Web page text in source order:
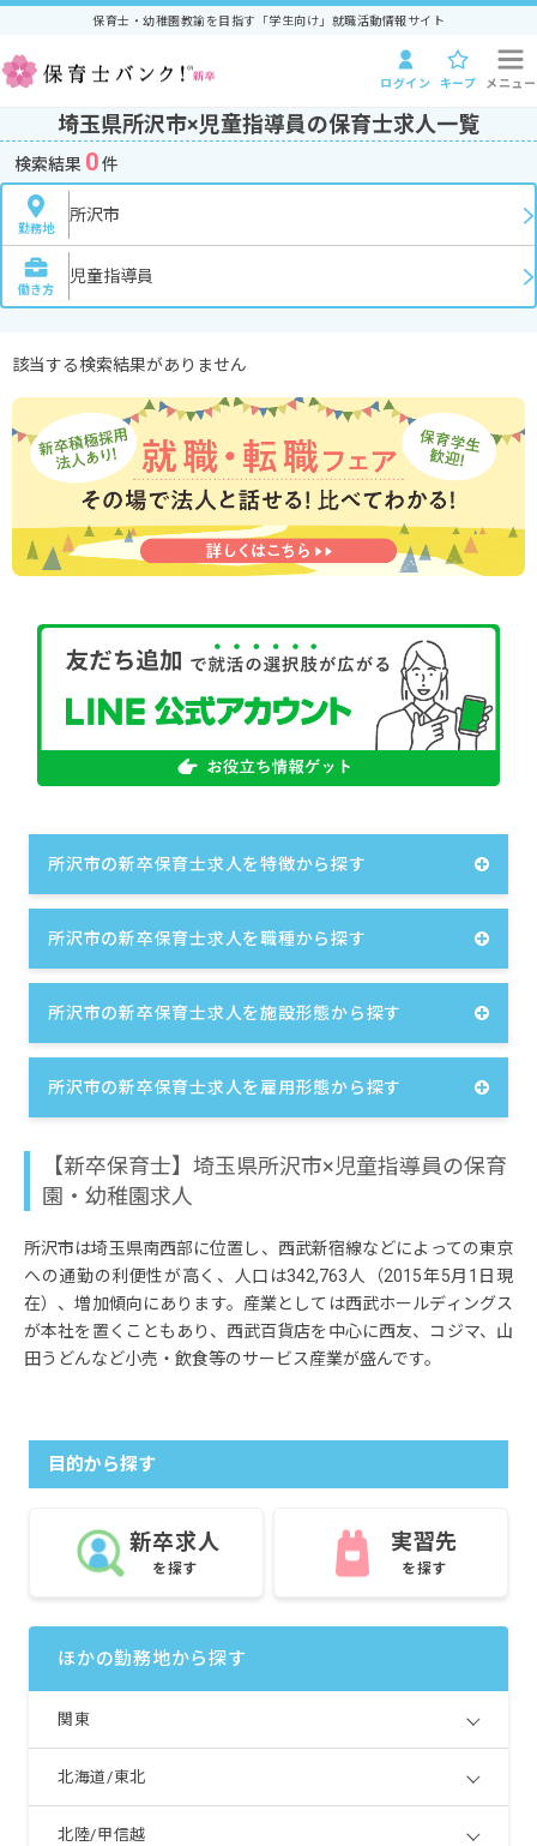
保育士・幼稚園教諭を目指す「学生向け」就職活動情報サイト
ログイン キープ メニュー
埼玉県所沢市×児童指導員の保育士求人一覧
検索結果 0件
勤務地
所沢市
働き方
児童指導員
該当する検索結果がありません
所沢市の新卒保育士求人を特徴から探す
所沢市の新卒保育士求人を職種から探す
所沢市の新卒保育士求人を施設形態から探す
所沢市の新卒保育士求人を雇用形態から探す
【新卒保育士】埼玉県所沢市×児童指導員の保育
園・幼稚園求人
所沢市は埼玉県南西部に位置し、西武新宿線などによっての東京
への通勤の利便性が高く、人口は342,763人（2015年5月1日現
在）、増加傾向にあります。産業としては西武ホールディングス
が本社を置くこともあり、西武百貨店を中心に西友、コジマ、山
田うどんなど小売・飲食等のサービス産業が盛んです。
目的から探す
新卒求人
を探す
実習先
を探す
ほかの勤務地から探す
関東
北海道/東北
北陸/甲信越